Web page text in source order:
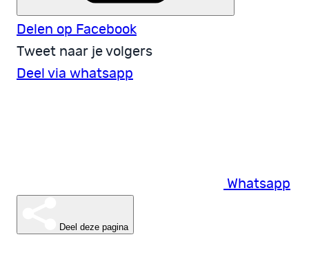
Delen op Facebook
Tweet naar je volgers
Deel via whatsapp
Whatsapp
Deel deze pagina